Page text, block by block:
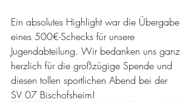
Ein absolutes Highlight war die Übergabe
eines 500€-Schecks für unsere
Jugendabteilung. Wir bedanken uns ganz
herzlich für die großzügige Spende und
diesen tollen sportlichen Abend bei der
SV 07 Bischofsheim!